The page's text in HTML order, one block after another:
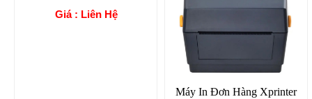
Giá : Liên Hệ
Máy In Đơn Hàng Xprinter